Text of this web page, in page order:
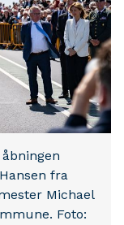
fra
Michael
Foto: